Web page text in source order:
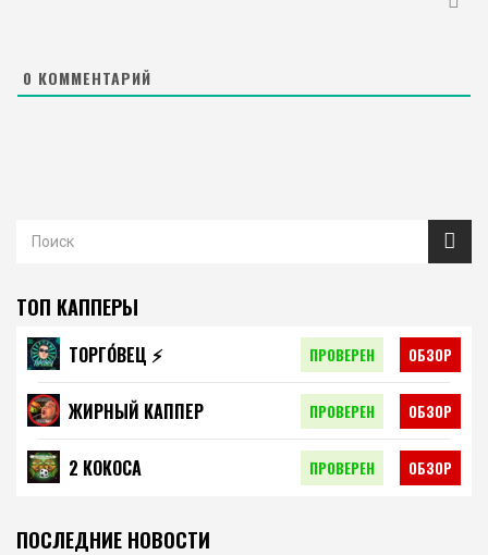
0 КОММЕНТАРИЙ
ТОП КАППЕРЫ
ТОРГО́ВЕЦ ⚡️ ПРОВЕРЕН ОБЗОР
ЖИРНЫЙ КАППЕР ПРОВЕРЕН ОБЗОР
2 КОКОСА ПРОВЕРЕН ОБЗОР
ПОСЛЕДНИЕ НОВОСТИ